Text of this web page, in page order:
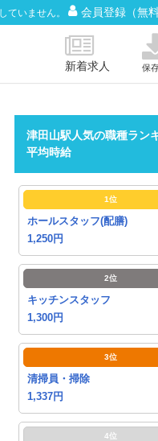
ていません。 会員登録（無
新着求人 保
津田山駅人気の職種ラン
平均時給
1位
ホールスタッフ(配膳)
1,250円
2位
キッチンスタッフ
1,300円
3位
清掃員・掃除
1,337円
4位